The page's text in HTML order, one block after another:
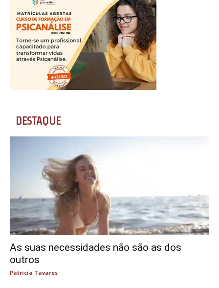
DESTAQUE
As suas necessidades não são as dos
outros
Patricia Tavares